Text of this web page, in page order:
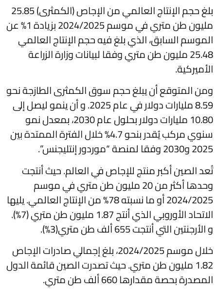
بلغ حجم الإنتاج العالمي من الإجاص (الكمثرى) 25.85
مليون طن متري في موسم 2024/2025 بزيادة 1% عن
الموسم السابق، الذي بلغ فيه حجم الإنتاج العالمي
25.48 مليون طن متري وفقا لبيانات وزارة الزراعة
الأميركية.
ومن المتوقع أن يبلغ حجم سوق الكمثرى الطازجة نحو
8.59 مليارات دولار في عام 2025. و أن ينمو ليصل إلى
10.80 مليارات دولار بحلول عام 2030، بمعدل نمو
سنوي مركب يُقدر بنحو 4.7% خلال الفترة الممتدة بين
2025 و2030 وفقا لمنصة “موردور إنتليجنس”.
تُعد الصين أكبر منتج للإجاص في العالم. حيث أنتجت
وحدها أكثر من 20 مليون طن متري في موسم
2024/2025 أو ما نسبته 78% من الإنتاج العالمي. يليها
الاتحاد الأوروبي الذي أنتج 1.87 مليون طن متري (7%).
و الأرجنتين التي أنتجت 655 ألف طن متري(3%).
خلال موسم 2024/2025، بلغ إجمالي صادرات الإجاص
1.82 مليون طن متري. حيث تصدرت الصين قائمة الدول
المصدرة بحصة مقدارها 660 ألف طن متري.